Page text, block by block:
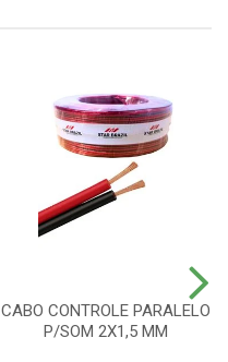
CABO CONTROLE PARALELO
P/SOM 2X1,5 MM